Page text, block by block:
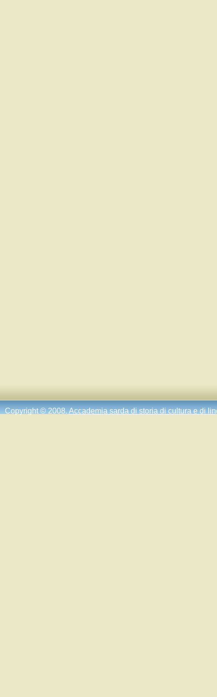
Copyright © 2008.Accademia sarda di storia di cultura e di